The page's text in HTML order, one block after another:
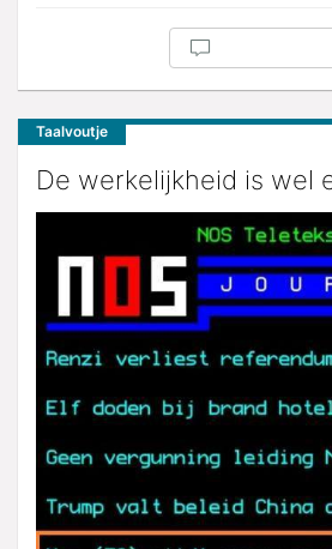
Taalvoutje
De werkelijkheid is wel